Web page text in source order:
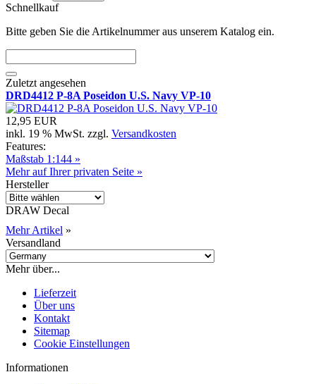
Schnellkauf
Bitte geben Sie die Artikelnummer aus unserem Katalog ein.
Zuletzt angesehen
DRD4412 P-8A Poseidon U.S. Navy VP-10
12,95 EUR
inkl. 19 % MwSt. zzgl. Versandkosten
Features:
Maßstab 1:144 »
Mehr auf Ihrer privaten Seite »
Hersteller
DRAW Decal
Mehr Artikel »
Versandland
Mehr über...
Lieferzeit
Über uns
Kontakt
Sitemap
Cookie Einstellungen
Informationen